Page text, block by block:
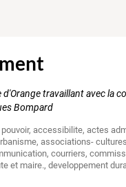
d'Orange travaillant avec la
Bompard
,accessibilite,actes
,associations-
,courriers,
et maire.,developpement